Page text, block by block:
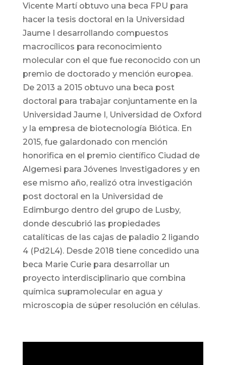
Vicente Martí obtuvo una beca FPU para
hacer la tesis doctoral en la Universidad
Jaume I desarrollando compuestos
macrocílicos para reconocimiento
molecular con el que fue reconocido con un
premio de doctorado y mención europea.
De 2013 a 2015 obtuvo una beca post
doctoral para trabajar conjuntamente en la
Universidad Jaume I, Universidad de Oxford
y la empresa de biotecnología Biótica. En
2015, fue galardonado con mención
honorifica en el premio científico Ciudad de
Algemesi para Jóvenes Investigadores y en
ese mismo año, realizó otra investigación
post doctoral en la Universidad de
Edimburgo dentro del grupo de Lusby,
donde descubrió las propiedades
catalíticas de las cajas de paladio 2 ligando
4 (Pd2L4). Desde 2018 tiene concedido una
beca Marie Curie para desarrollar un
proyecto interdisciplinario que combina
química supramolecular en agua y
microscopia de súper resolución en células.